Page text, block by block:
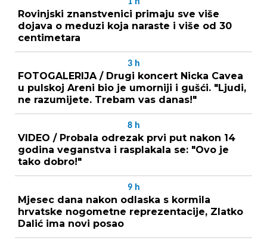
Rovinjski znanstvenici primaju sve više
dojava o meduzi koja naraste i više od 30
centimetara
3 h
FOTOGALERIJA / Drugi koncert Nicka Cavea
u pulskoj Areni bio je umorniji i gušći. "Ljudi,
ne razumijete. Trebam vas danas!"
8 h
VIDEO / Probala odrezak prvi put nakon 14
godina veganstva i rasplakala se: "Ovo je
tako dobro!"
9 h
Mjesec dana nakon odlaska s kormila
hrvatske nogometne reprezentacije, Zlatko
Dalić ima novi posao